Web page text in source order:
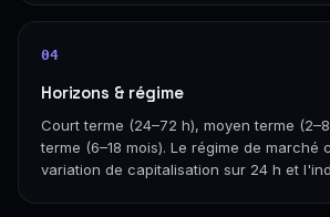
04
Horizons & régime
Court terme (24–72 h), moyen terme
terme (6–18 mois). Le régime de marché
variation de capitalisation sur 24 h et